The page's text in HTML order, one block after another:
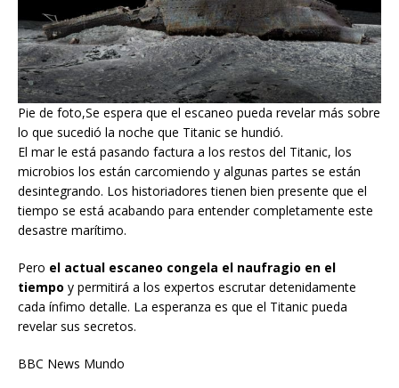
Pie de foto,Se espera que el escaneo pueda revelar más sobre
lo que sucedió la noche que Titanic se hundió.
El mar le está pasando factura a los restos del Titanic, los
microbios los están carcomiendo y algunas partes se están
desintegrando. Los historiadores tienen bien presente que el
tiempo se está acabando para entender completamente este
desastre marítimo.
Pero el actual escaneo congela el naufragio en el
tiempo y permitirá a los expertos escrutar detenidamente
cada ínfimo detalle. La esperanza es que el Titanic pueda
revelar sus secretos.
BBC News Mundo